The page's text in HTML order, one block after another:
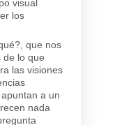
visual
los
que nos
de lo que
las visiones
a un
nada